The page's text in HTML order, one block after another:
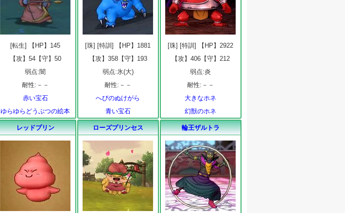
[転生] 【HP】145
【攻】54【守】50
弱点:闇
耐性:－－
赤い宝石
ゆらゆらどうぶつの絵本
[珠] [特訓] 【HP】1881
【攻】358【守】193
弱点:氷(大)
耐性:－－
へびのぬけがら
青い宝石
[珠] [特訓] 【HP】2922
【攻】406【守】212
弱点:炎
耐性:－－
大きなホネ
幻獣のホネ
レッドプリン ローズプリンセス 輪王ザルトラ